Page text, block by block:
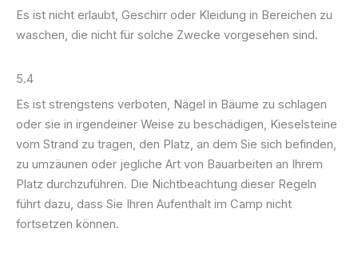
Es ist nicht erlaubt, Geschirr oder Kleidung in Bereichen zu
waschen, die nicht für solche Zwecke vorgesehen sind.
5.4
Es ist strengstens verboten, Nägel in Bäume zu schlagen
oder sie in irgendeiner Weise zu beschädigen, Kieselsteine
vom Strand zu tragen, den Platz, an dem Sie sich befinden,
zu umzäunen oder jegliche Art von Bauarbeiten an Ihrem
Platz durchzuführen. Die Nichtbeachtung dieser Regeln
führt dazu, dass Sie Ihren Aufenthalt im Camp nicht
fortsetzen können.